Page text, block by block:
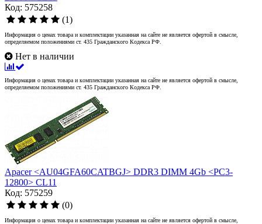
Код: 575258
(1)
Информация о ценах товара и комплектации указанная на сайте не является офертой в смысле,
определяемом положениями ст. 435 Гражданского Кодекса РФ.
Нет в наличии
Информация о ценах товара и комплектации указанная на сайте не является офертой в смысле,
определяемом положениями ст. 435 Гражданского Кодекса РФ.
Apacer <AU04GFA60CATBGJ> DDR3 DIMM 4Gb <PC3-
12800> CL11
Код: 575259
(0)
Информация о ценах товара и комплектации указанная на сайте не является офертой в смысле,